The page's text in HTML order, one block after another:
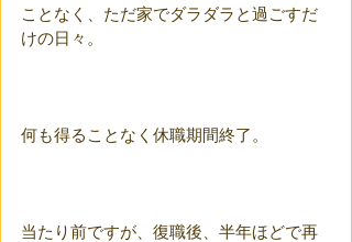
ことなく、ただ家でダラダラと過ごすだ
けの日々。
何も得ることなく休職期間終了。
当たり前ですが、復職後、半年ほどで再